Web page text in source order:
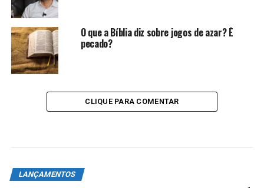
O que a Bíblia diz sobre jogos de azar? É
pecado?
CLIQUE PARA COMENTAR
LANÇAMENTOS